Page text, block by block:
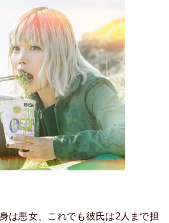
は悪女、これでも彼氏は2人まで担